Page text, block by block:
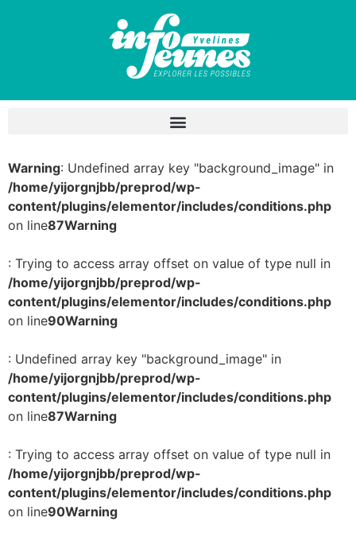
Warning: Undefined array key "background_image" in
/home/yijorgnjbb/preprod/wp-
content/plugins/elementor/includes/conditions.php
on line87Warning
: Trying to access array offset on value of type null in
/home/yijorgnjbb/preprod/wp-
content/plugins/elementor/includes/conditions.php
on line90Warning
: Undefined array key "background_image" in
/home/yijorgnjbb/preprod/wp-
content/plugins/elementor/includes/conditions.php
on line87Warning
: Trying to access array offset on value of type null in
/home/yijorgnjbb/preprod/wp-
content/plugins/elementor/includes/conditions.php
on line90Warning